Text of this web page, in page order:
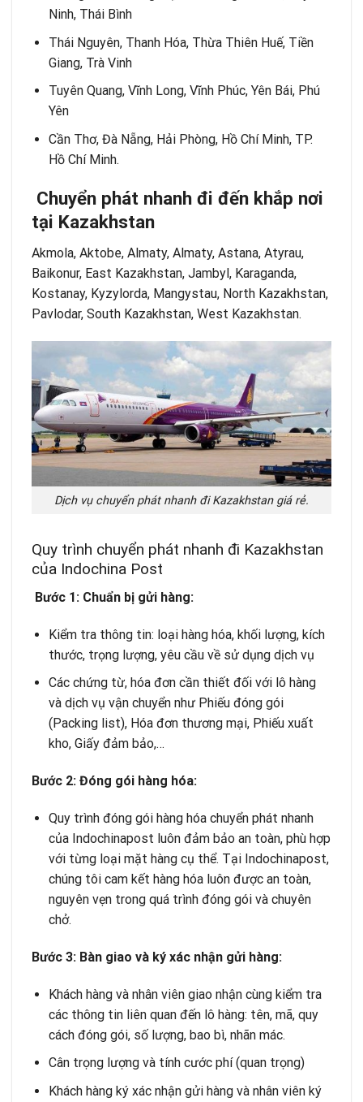
Ninh, Thái Bình
Thái Nguyên, Thanh Hóa, Thừa Thiên Huế, Tiền
Giang, Trà Vinh
Tuyên Quang, Vĩnh Long, Vĩnh Phúc, Yên Bái, Phú
Yên
Cần Thơ, Đà Nẵng, Hải Phòng, Hồ Chí Minh, TP.
Hồ Chí Minh.
Chuyển phát nhanh đi đến khắp nơi
tại Kazakhstan
Akmola, Aktobe, Almaty, Almaty, Astana, Atyrau,
Baikonur, East Kazakhstan, Jambyl, Karaganda,
Kostanay, Kyzylorda, Mangystau, North Kazakhstan,
Pavlodar, South Kazakhstan, West Kazakhstan.
Dịch vụ chuyển phát nhanh đi Kazakhstan giá rẻ.
Quy trình chuyển phát nhanh đi Kazakhstan
của Indochina Post
Bước 1: Chuẩn bị gửi hàng:
Kiểm tra thông tin: loại hàng hóa, khối lượng, kích
thước, trọng lượng, yêu cầu về sử dụng dịch vụ
Các chứng từ, hóa đơn cần thiết đối với lô hàng
và dịch vụ vận chuyển như Phiếu đóng gói
(Packing list), Hóa đơn thương mại, Phiếu xuất
kho, Giấy đảm bảo,…
Bước 2: Đóng gói hàng hóa:
Quy trình đóng gói hàng hóa chuyển phát nhanh
của Indochinapost luôn đảm bảo an toàn, phù hợp
với từng loại mặt hàng cụ thể. Tại Indochinapost,
chúng tôi cam kết hàng hóa luôn được an toàn,
nguyên vẹn trong quá trình đóng gói và chuyên
chở.
Bước 3: Bàn giao và ký xác nhận gửi hàng:
Khách hàng và nhân viên giao nhận cùng kiểm tra
các thông tin liên quan đến lô hàng: tên, mã, quy
cách đóng gói, số lượng, bao bì, nhãn mác.
Cân trọng lượng và tính cước phí (quan trọng)
Khách hàng ký xác nhận gửi hàng và nhân viên ký